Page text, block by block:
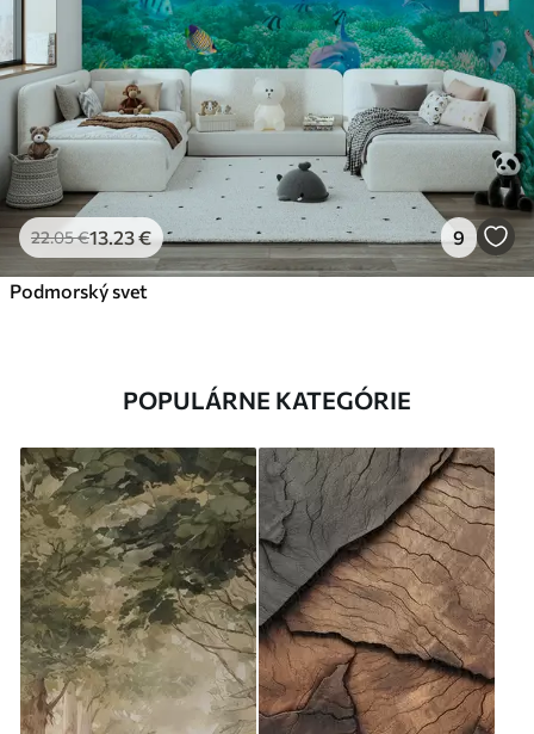
22.05€13.23€ 9
Podmorský svet
POPULÁRNE KATEGÓRIE